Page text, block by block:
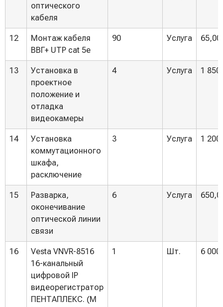
оптического
кабеля
12
Монтаж кабеля
ВВГ+ UTP cat 5e
90 Услуга 65,00
13
Установка в
проектное
положение и
отладка
видеокамеры
4 Услуга 1
14
Установка
коммутационного
шкафа,
расключение
3 Услуга 1
15
Разварка,
оконечивание
оптической линии
связи
6 Услуга
16
Vesta VNVR-8516
16-канальный
цифровой IP
видеорегистратор
ПЕНТАПЛЕКС. (M
1 Шт. 6